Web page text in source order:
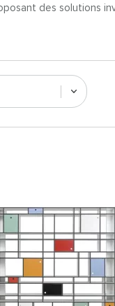
des solutions